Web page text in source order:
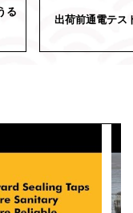
る
出荷前通電テス